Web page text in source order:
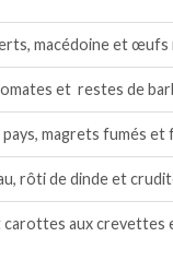
macédoine et œufs
et restes de
pays, magrets fumés et
rôti de dinde et
carottes aux crevettes